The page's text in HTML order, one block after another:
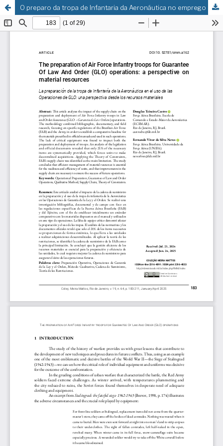
O preparo da tropa de Infantaria da Aeronáutica no emprego das Operações de GLO